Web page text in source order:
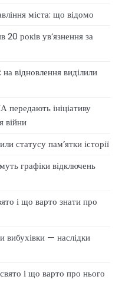
міста: що відомо
років ув’язнення за
відновлення виділили
передають ініціативу
війни
статусу памʼятки історії
графіки відключень
і що варто знати про
вибухівки — наслідки
і що варто про нього